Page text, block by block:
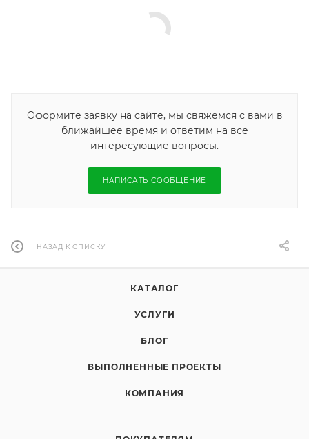
Оформите заявку на сайте, мы свяжемся с вами в
ближайшее время и ответим на все
интересующие вопросы.
НАПИСАТЬ СООБЩЕНИЕ
НАЗАД К СПИСКУ
КАТАЛОГ
УСЛУГИ
БЛОГ
ВЫПОЛНЕННЫЕ ПРОЕКТЫ
КОМПАНИЯ